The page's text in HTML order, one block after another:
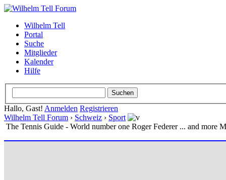
Wilhelm Tell
Portal
Suche
Mitglieder
Kalender
Hilfe
Hallo, Gast! Anmelden Registrieren
Wilhelm Tell Forum › Schweiz › Sport
The Tennis Guide - World number one Roger Federer ... and more